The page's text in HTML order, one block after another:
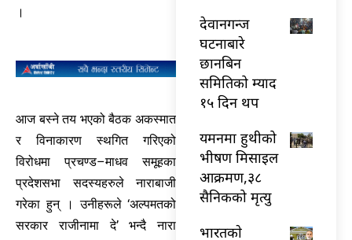
।
आज बस्ने तय भएको बैठक अकस्मात
र विनाकारण स्थगित गरिएको
विरोधमा प्रचण्ड–माधव समूहका
प्रदेशसभा सदस्यहरुले नाराबाजी
गरेका हुन् । उनीहरूले ‘अल्पमतको
सरकार राजीनामा दे’ भन्दै नारा
देवानगन्ज
घटनाबारे
छानबिन
समितिको म्याद
१५ दिन थप
यमनमा हुथीको
भीषण मिसाइल
आक्रमण,३८
सैनिकको मृत्यु
भारतकाे